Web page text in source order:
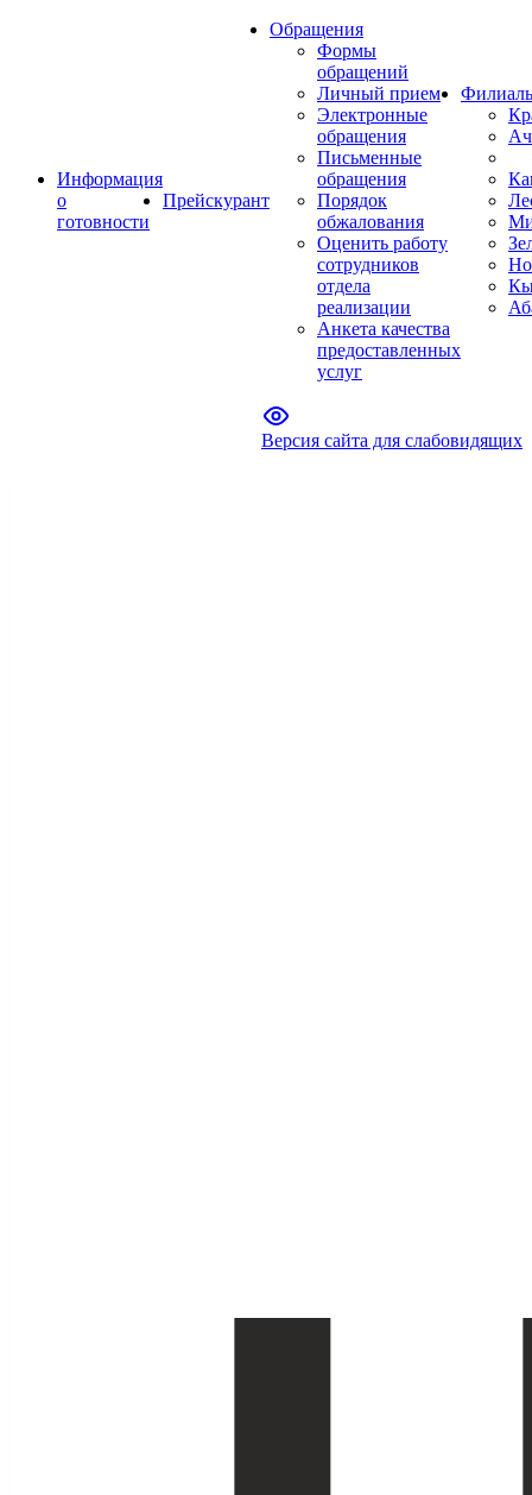
Информация
о
готовности
Прейскурант
Обращения
Формы
обращений
Личный прием
Электронные
обращения
Письменные
обращения
Порядок
обжалования
Оценить работу
сотрудников
отдела
реализации
Анкета качества
предоставленных
услуг
Версия сайта для слабовидящих